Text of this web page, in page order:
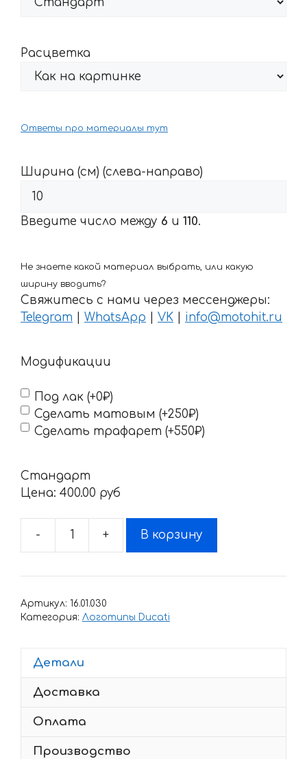
Расцветка
Ответы про материалы тут
Ширина (см) (слева-направо)
Введите число между 6 и 110.
Не знаете какой материал выбрать, или какую
ширину вводить?
Свяжитесь с нами через мессенджеры:
Telegram
WhatsApp VK info@motohit.ru
Модификации
Под лак (+0₽)
Сделать матовым (+250₽)
Сделать трафарет (+550₽)
Стандарт
Цена: 400.00 pyб
-
Количество
Наклейка
VENTO
+ В корзину
Артикул: 16.01.030
Категория: Логотипы Ducati
Детали
Доставка
Оплата
Производство